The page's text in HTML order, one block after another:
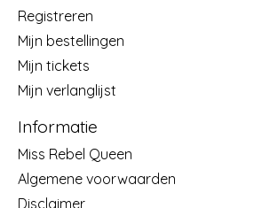
Registreren
Mijn bestellingen
Mijn tickets
Mijn verlanglijst
Informatie
Miss Rebel Queen
Algemene voorwaarden
Disclaimer